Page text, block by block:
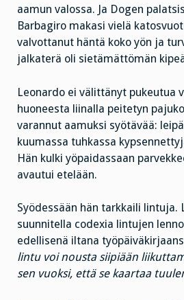
aamun valossa. Ja Dogen
Barbagiro makasi vielä
valvottanut häntä koko yön ja
jalkaterä oli sietämättömän
Leonardo ei välittänyt pukeutua
huoneesta liinalla peitetyn
varannut aamuksi syötävää:
kuumassa tuhkassa
Hän kulki yöpaidassaan
avautui etelään.
Syödessään hän tarkkaili lintuja.
suunnitella codexia lintujen
edellisenä iltana
lintu voi nousta siipiään
sen vuoksi, että se kaartaa